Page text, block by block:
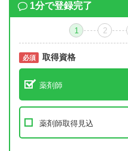
1分で登録完了
1 2
必須 取得資格
薬剤師
薬剤師取得見込